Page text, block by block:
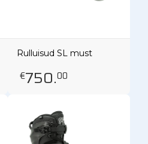
Rulluisud SL must
€750.00